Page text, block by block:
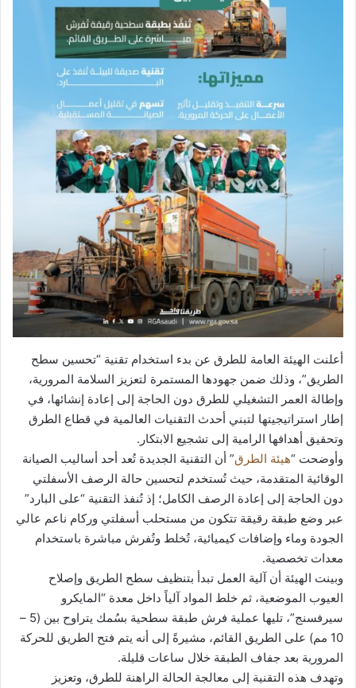
أعلنت الهيئة العامة للطرق عن بدء استخدام تقنية “تحسين سطح
الطريق”، وذلك ضمن جهودها المستمرة لتعزيز السلامة المرورية،
وإطالة العمر التشغيلي للطرق دون الحاجة إلى إعادة إنشائها، في
إطار استراتيجيتها لتبني أحدث التقنيات العالمية في قطاع الطرق
وتحقيق أهدافها الرامية إلى تشجيع الابتكار.
وأوضحت “هيئة الطرق” أن التقنية الجديدة تُعد أحد أساليب الصيانة
الوقائية المتقدمة، حيث تُستخدم لتحسين حالة الرصف الأسفلتي
دون الحاجة إلى إعادة الرصف الكامل؛ إذ تُنفذ التقنية “على البارد”
عبر وضع طبقة رقيقة تتكون من مستحلب أسفلتي وركام ناعم عالي
الجودة وماء وإضافات كيميائية، تُخلط وتُفرش مباشرة باستخدام
معدات تخصصية.
وبينت الهيئة أن آلية العمل تبدأ بتنظيف سطح الطريق وإصلاح
العيوب الموضعية، ثم خلط المواد آلياً داخل معدة “المايكرو
سيرفسنج”، تليها عملية فرش طبقة سطحية بسُمك يتراوح بين (5 –
10 مم) على الطريق القائم، مشيرةً إلى أنه يتم فتح الطريق للحركة
المرورية بعد جفاف الطبقة خلال ساعات قليلة.
وتهدف هذه التقنية إلى معالجة الحالة الراهنة للطرق، وتعزيز